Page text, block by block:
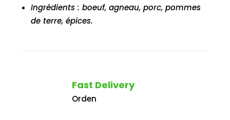
Ingrédients : boeuf, agneau, porc, pommes
de terre, épices.
Fast Delivery
Orden